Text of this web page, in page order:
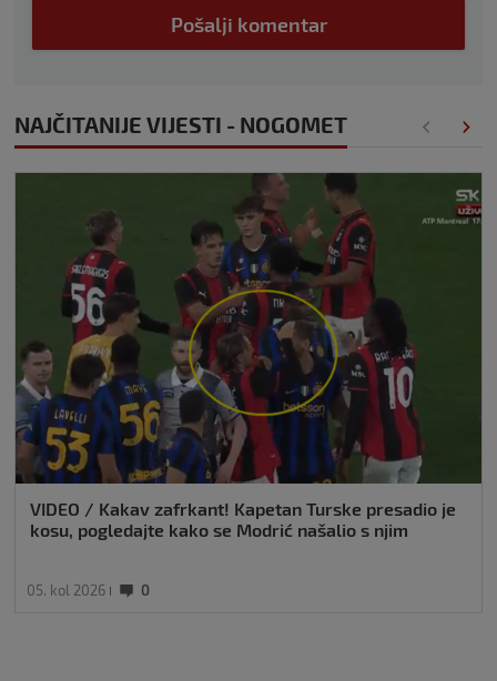
Pošalji komentar
NAJČITANIJE VIJESTI - NOGOMET
VIDEO / Kakav zafrkant! Kapetan Turske presadio je
kosu, pogledajte kako se Modrić našalio s njim
05. kol 2026 0